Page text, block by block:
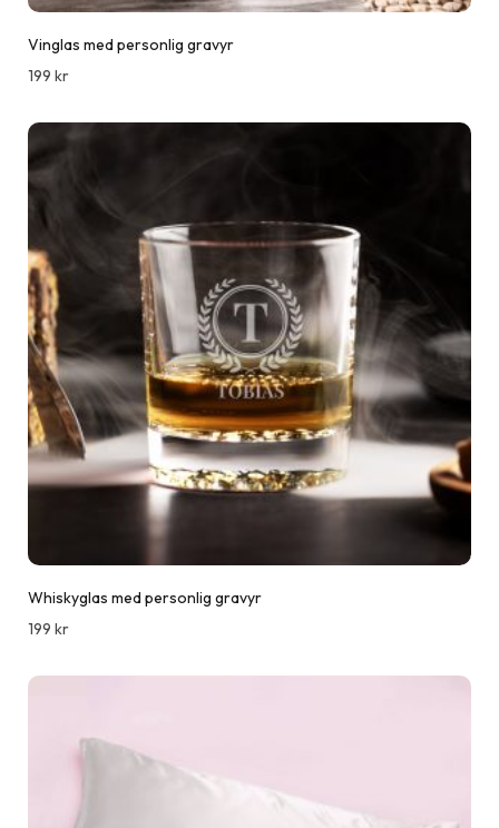
Vinglas med personlig gravyr
199 kr
Whiskyglas med personlig gravyr
199 kr